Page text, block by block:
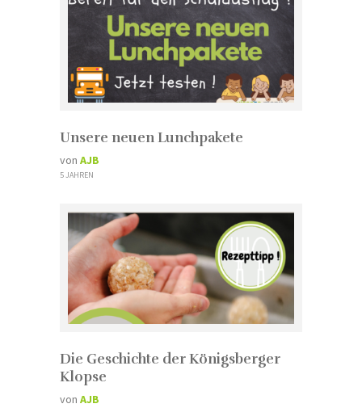
Unsere neuen Lunchpakete
von AJB
5 JAHREN
Die Geschichte der Königsberger
Klopse
von AJB